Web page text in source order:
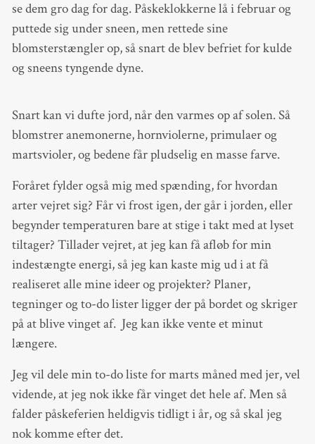
se dem gro dag for dag. Påskeklokkerne lå i februar og
puttede sig under sneen, men rettede sine
blomsterstængler op, så snart de blev befriet for kulde
og sneens tyngende dyne.
Snart kan vi dufte jord, når den varmes op af solen. Så
blomstrer anemonerne, hornviolerne, primulaer og
martsvioler, og bedene får pludselig en masse farve.
Foråret fylder også mig med spænding, for hvordan
arter vejret sig? Får vi frost igen, der går i jorden, eller
begynder temperaturen bare at stige i takt med at lyset
tiltager? Tillader vejret, at jeg kan få afløb for min
indestængte energi, så jeg kan kaste mig ud i at få
realiseret alle mine ideer og projekter? Planer,
tegninger og to-do lister ligger der på bordet og skriger
på at blive vinget af. Jeg kan ikke vente et minut
længere.
Jeg vil dele min to-do liste for marts måned med jer, vel
vidende, at jeg nok ikke får vinget det hele af. Men så
falder påskeferien heldigvis tidligt i år, og så skal jeg
nok komme efter det.